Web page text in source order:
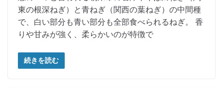
東の根深ねぎ）と青ねぎ（関西の葉ねぎ）の中間種
で、白い部分も青い部分も全部食べられるねぎ。 香
りや甘みが強く、柔らかいのが特徴で
続きを読む